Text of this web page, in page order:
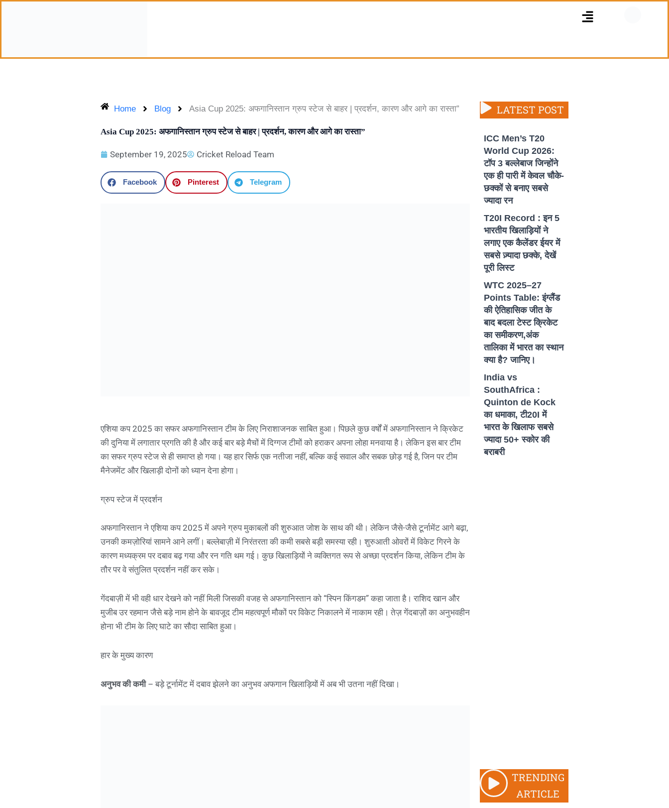
Home Blog Asia Cup 2025: अफगानिस्तान ग्रुप स्टेज से बाहर | प्रदर्शन, कारण और आगे का रास्ता”
Asia Cup 2025: अफगानिस्तान ग्रुप स्टेज से बाहर | प्रदर्शन, कारण और आगे का रास्ता”
September 19, 2025 Cricket Reload Team
Facebook Pinterest Telegram
एशिया कप 2025 का सफर अफगानिस्तान टीम के लिए निराशाजनक साबित हुआ। पिछले कुछ वर्षों में अफगानिस्तान ने क्रिकेट
की दुनिया में लगातार प्रगति की है और कई बार बड़े मैचों में दिग्गज टीमों को हराकर अपना लोहा मनवाया है। लेकिन इस बार टीम
का सफर ग्रुप स्टेज से ही समाप्त हो गया। यह हार सिर्फ एक नतीजा नहीं, बल्कि कई सवाल और सबक छोड़ गई है, जिन पर टीम
मैनेजमेंट और खिलाड़ी दोनों को ध्यान देना होगा।
ग्रुप स्टेज में प्रदर्शन
अफगानिस्तान ने एशिया कप 2025 में अपने ग्रुप मुकाबलों की शुरुआत जोश के साथ की थी। लेकिन जैसे-जैसे टूर्नामेंट आगे बढ़ा,
उनकी कमज़ोरियां सामने आने लगीं। बल्लेबाज़ी में निरंतरता की कमी सबसे बड़ी समस्या रही। शुरुआती ओवरों में विकेट गिरने के
कारण मध्यक्रम पर दबाव बढ़ गया और रन गति थम गई। कुछ खिलाड़ियों ने व्यक्तिगत रूप से अच्छा प्रदर्शन किया, लेकिन टीम के
तौर पर वे संतुलित प्रदर्शन नहीं कर सके।
गेंदबाज़ी में भी वही धार देखने को नहीं मिली जिसकी वजह से अफगानिस्तान को “स्पिन किंगडम” कहा जाता है। राशिद खान और
मुजीब उर रहमान जैसे बड़े नाम होने के बावजूद टीम महत्वपूर्ण मौकों पर विकेट निकालने में नाकाम रही। तेज़ गेंदबाज़ों का अनुभवहीन
होना भी टीम के लिए घाटे का सौदा साबित हुआ।
हार के मुख्य कारण
अनुभव की कमी– बड़े टूर्नामेंट में दबाव झेलने का अनुभव अफगान खिलाड़ियों में अब भी उतना नहीं दिखा।
LATEST POST
ICC Men’s T20
World Cup 2026:
टॉप 3 बल्लेबाज जिन्होंने
एक ही पारी में केवल चौके-
छक्कों से बनाए सबसे
ज्यादा रन
T20I Record : इन 5
भारतीय खिलाड़ियों ने
लगाए एक कैलेंडर ईयर में
सबसे ज़्यादा छक्के, देखें
पूरी लिस्ट
WTC 2025–27
Points Table: इंग्लैंड
की ऐतिहासिक जीत के
बाद बदला टेस्ट क्रिकेट
का समीकरण,अंक
तालिका में भारत का स्थान
क्या है? जानिए।
India vs
SouthAfrica :
Quinton de Kock
का धमाका, टी20I में
भारत के खिलाफ सबसे
ज्यादा 50+ स्कोर की
बराबरी
TRENDING
ARTICLE